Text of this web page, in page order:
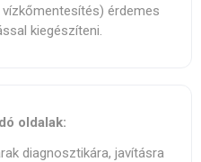
érdemes
kiegészíteni.
oldalak:
diagnoszti­kára, javításra